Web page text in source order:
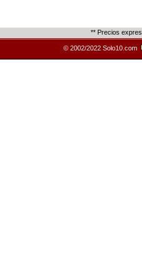
** Precios
© 2002/2022 Solo10.com